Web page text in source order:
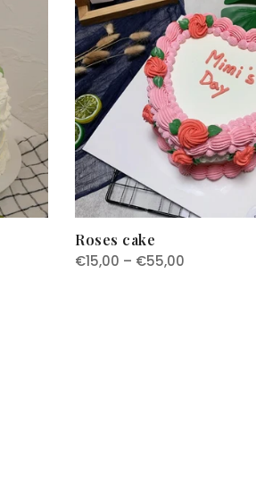
Roses cake
€15,00 – €55,00